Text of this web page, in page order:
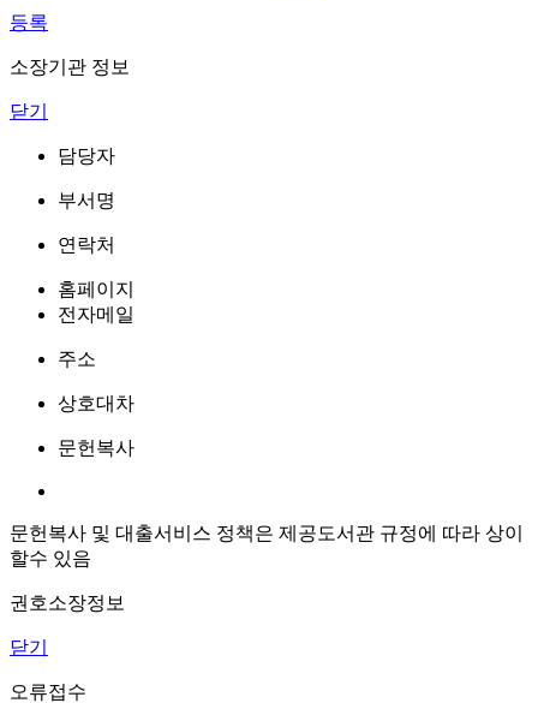
등록
소장기관 정보
닫기
담당자
부서명
연락처
홈페이지
전자메일
주소
상호대차
문헌복사
문헌복사 및 대출서비스 정책은 제공도서관 규정에 따라 상이
할수 있음
권호소장정보
닫기
오류접수